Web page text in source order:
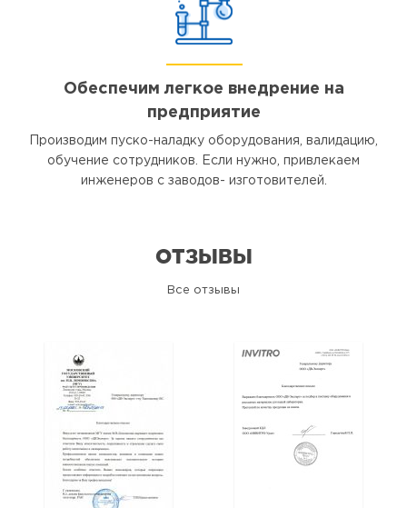
Обеспечим легкое внедрение на
предприятие
Производим пуско-наладку оборудования, валидацию,
обучение сотрудников. Если нужно, привлекаем
инженеров с заводов- изготовителей.
ОТЗЫВЫ
Все отзывы